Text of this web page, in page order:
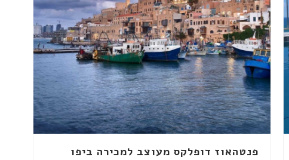
פנטהאוז דופלקס מעוצב למכירה ביפו